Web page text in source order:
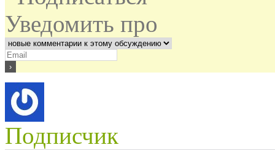
Уведомить про
Подписчик